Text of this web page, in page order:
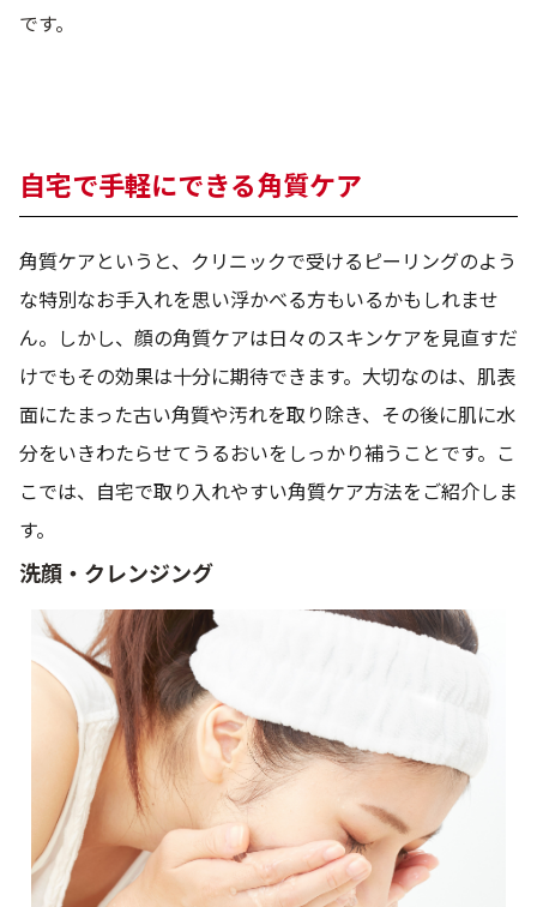
です。
自宅で手軽にできる角質ケア
角質ケアというと、クリニックで受けるピーリングのよう
な特別なお手入れを思い浮かべる方もいるかもしれませ
ん。しかし、顔の角質ケアは日々のスキンケアを見直すだ
けでもその効果は十分に期待できます。大切なのは、肌表
面にたまった古い角質や汚れを取り除き、その後に肌に水
分をいきわたらせてうるおいをしっかり補うことです。こ
こでは、自宅で取り入れやすい角質ケア方法をご紹介しま
す。
洗顔・クレンジング